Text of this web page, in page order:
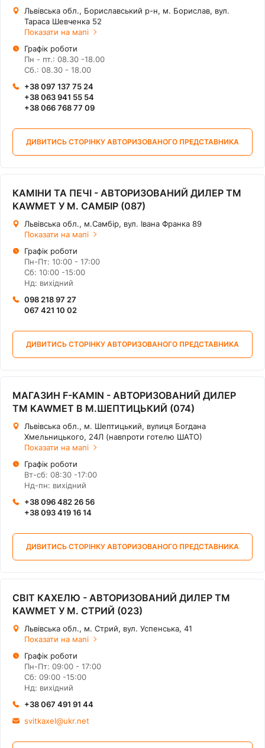
Львівська обл., Бориславський р-н, м. Борислав, вул.
Тараса Шевченка 52
Показати на мапі
Графік роботи
Пн - пт.: 08.30 -18.00
Сб.: 08.30 - 18.00
+38 097 137 75 24
+38 063 941 55 54
+38 066 768 77 09
ДИВИТИСЬ СТОРІНКУ АВТОРИЗОВАНОГО ПРЕДСТАВНИКА
КАМІНИ ТА ПЕЧІ - АВТОРИЗОВАНИЙ ДИЛЕР ТМ
KAWMET У М. САМБІР (087)
Львівська обл., м.Самбір, вул. Івана Франка 89
Показати на мапі
Графік роботи
Пн-Пт: 10:00 - 17:00
Сб: 10:00 -15:00
Нд: вихідний
098 218 97 27
067 421 10 02
ДИВИТИСЬ СТОРІНКУ АВТОРИЗОВАНОГО ПРЕДСТАВНИКА
МАГАЗИН F-KAMIN - АВТОРИЗОВАНИЙ ДИЛЕР
ТМ KAWMET В М.ШЕПТИЦЬКИЙ (074)
Львівська обл., м. Шептицький, вулиця Богдана
Хмельницького, 24Л (навпроти готелю ШАТО)
Показати на мапі
Графік роботи
Вт-сб: 08:30 -17:00
Нд-пн: вихідний
+38 096 482 26 56
+38 093 419 16 14
ДИВИТИСЬ СТОРІНКУ АВТОРИЗОВАНОГО ПРЕДСТАВНИКА
СВІТ КАХЕЛЮ - АВТОРИЗОВАНИЙ ДИЛЕР ТМ
KAWMET У М. СТРИЙ (023)
Львівська обл., м. Стрий, вул. Успенська, 41
Показати на мапі
Графік роботи
Пн-Пт: 09:00 - 17:00
Сб: 09:00 -15:00
Нд: вихідний
+38 067 491 91 44
svitkaxel@ukr.net